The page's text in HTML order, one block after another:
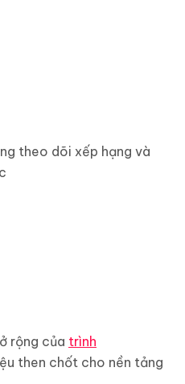
theo dõi xếp hạng và
rộng của trình
then chốt cho nền tảng